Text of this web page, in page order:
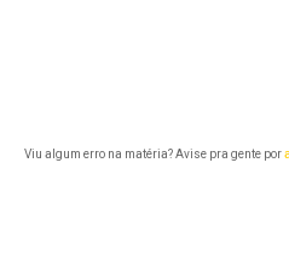
Viu algum erro na matéria? Avise pra gente por